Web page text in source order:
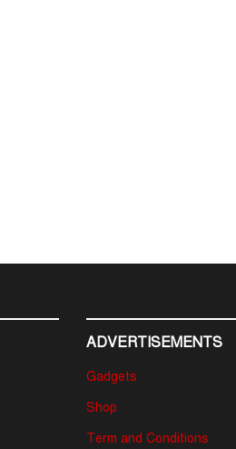
ADVERTISEMENTS
Gadgets
Shop
Term and Conditions